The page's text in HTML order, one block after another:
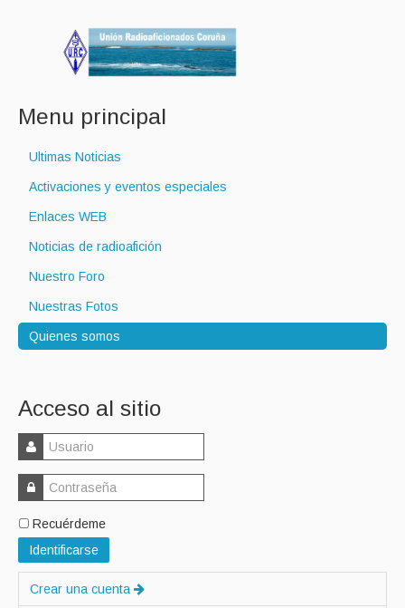
Menu principal
Ultimas Noticias
Activaciones y eventos especiales
Enlaces WEB
Noticias de radioafición
Nuestro Foro
Nuestras Fotos
Quienes somos
Acceso al sitio
Recuérdeme
Identificarse
Crear una cuenta